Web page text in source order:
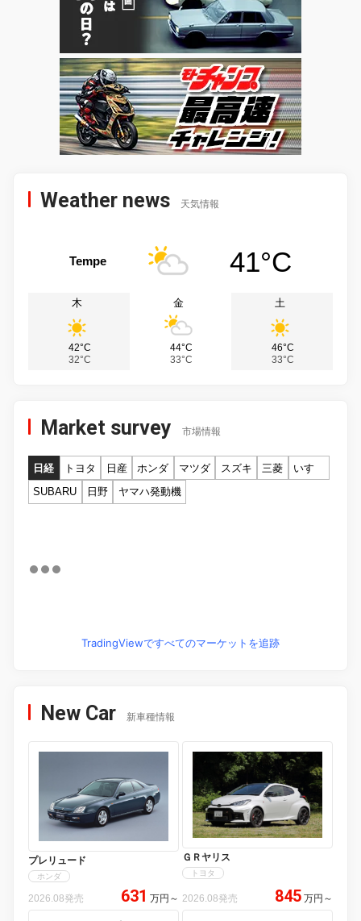
Weather news 天気情報
Tempe 41°C
木
42°C
32°C
金
44°C
33°C
土
46°C
33°C
Market survey 市場情報
日経 トヨタ 日産 ホンダ マツダ スズキ 三菱
いすゞ
SUBARU
日野 ヤマハ発動機
TradingViewですべてのマーケットを追跡
New Car 新車種情報
プレリュード
ホンダ
2026.08発売 631 万円 ～
ＧＲヤリス
トヨタ
2026.08発売 845 万円 ～